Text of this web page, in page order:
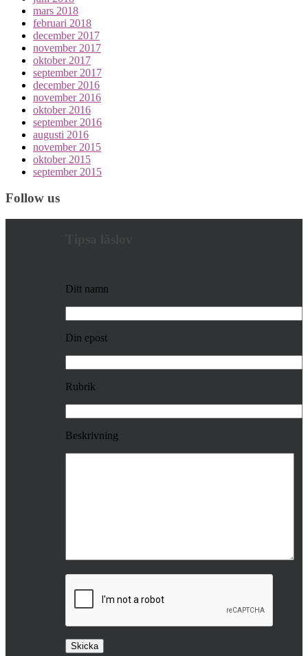
mars 2018
februari 2018
december 2017
november 2017
oktober 2017
september 2017
december 2016
november 2016
oktober 2016
september 2016
augusti 2016
november 2015
oktober 2015
september 2015
Follow us
Ditt namn
Din epost
Rubrik
Beskrivning